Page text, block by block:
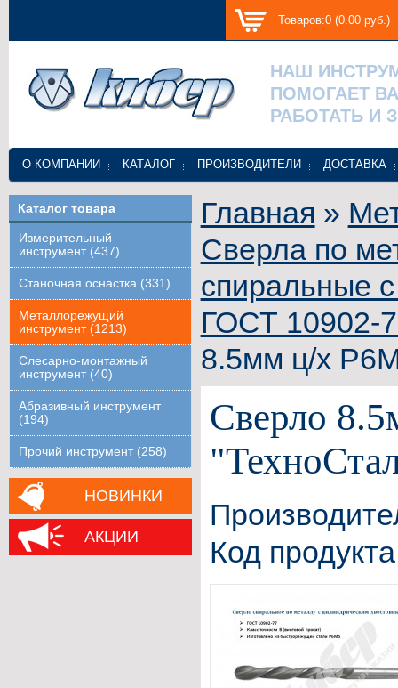
Товаров:0 (0.00 руб.)
НАШ
ПОМОГАЕТ
РАБОТАТЬ И
О КОМПАНИИ КАТАЛОГ ПРОИЗВОДИТЕЛИ ДОСТАВКА
Каталог товара
Измерительный
инструмент (437)
Станочная оснастка (331)
Металлорежущий
инструмент (1213)
Слесарно-монтажный
инструмент (40)
Абразивный инструмент
(194)
Прочий инструмент (258)
НОВИНКИ
АКЦИИ
Главная »
Сверла по
спиральные
ГОСТ 10902-
8.5мм ц/х
Сверло
Код